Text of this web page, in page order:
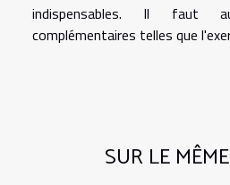
indispensables. Il faut
complémentaires telles que
SUR LE